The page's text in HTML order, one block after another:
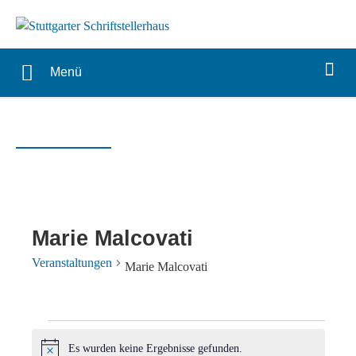
Menü
Marie Malcovati
Veranstaltungen Marie Malcovati
Veranstaltungen
Es wurden keine Ergebnisse gefunden.